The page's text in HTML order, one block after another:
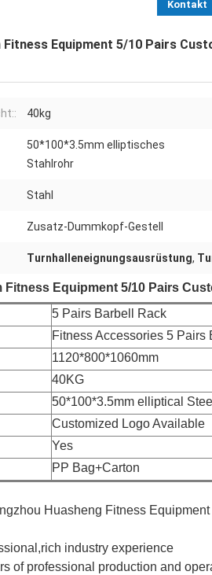
Kontakt
Fitness Equipment 5/10 Pairs
40kg
50*100*3.5mm elliptisches
Stahlrohr
Stahl
Zusatz-Dummkopf-Gestell
Turnhalleneignungsausrüstung,
Fitness Equipment 5/10 Pairs
5 Pairs Barbell Rack
Fitness Accessories 5 Pairs
1120*800*1060mm
40KG
50*100*3.5mm elliptical
Customized Logo Available
Yes
PP Bag+Carton
Huasheng Fitness Equipment
industry experience
of professional production and